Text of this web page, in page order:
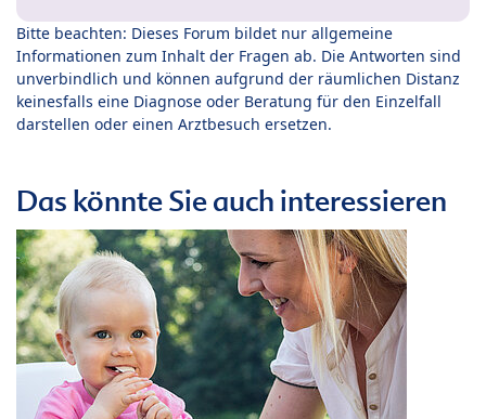
Bitte beachten: Dieses Forum bildet nur allgemeine
Informationen zum Inhalt der Fragen ab. Die Antworten sind
unverbindlich und können aufgrund der räumlichen Distanz
keinesfalls eine Diagnose oder Beratung für den Einzelfall
darstellen oder einen Arztbesuch ersetzen.
Das könnte Sie auch interessieren